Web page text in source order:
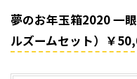
夢のお年玉箱2020 一
ルズームセット）￥